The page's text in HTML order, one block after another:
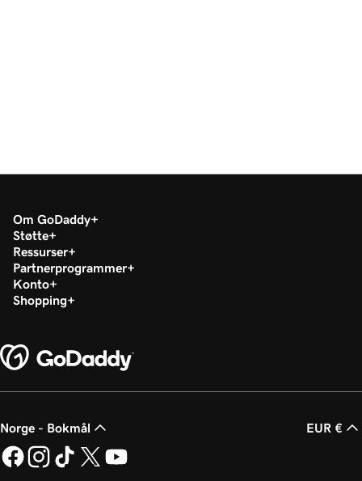
Om GoDaddy
Støtte
Ressurser
Partnerprogrammer
Konto
Shopping
Norge - Bokmål EUR €